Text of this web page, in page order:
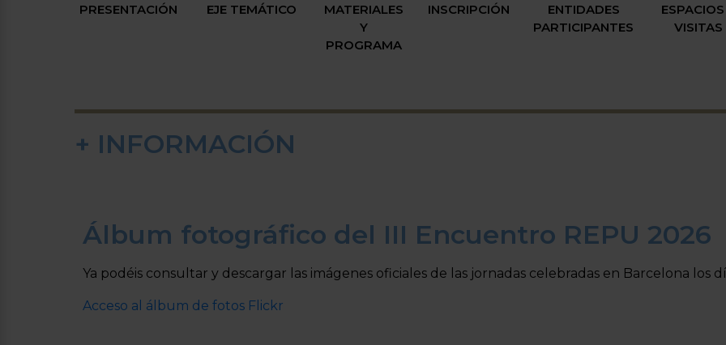
PRESENTACIÓN EJE TEMÁTICO
MATERIALES
Y
PROGRAMA
INSCRIPCIÓN
ENTIDADES
PARTICIPANTES
VISITAS
+ INFORMACIÓN
Álbum fotográfico del III Encuentro REPU 2026
Ya podéis consultar y descargar las imágenes oficiales de las jornadas celebradas en Barcelona los
Acceso al álbum de fotos Flickr